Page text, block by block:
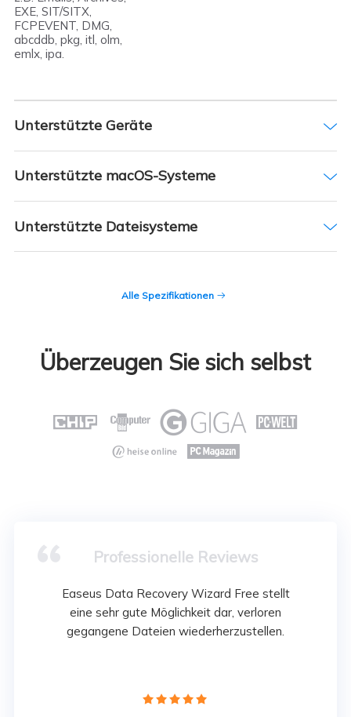
EXE, SIT/SITX,
FCPEVENT, DMG,
abcddb, pkg, itl, olm,
emlx, ipa.
Unterstützte Geräte
Unterstützte macOS-Systeme
Unterstützte Dateisysteme
Alle Spezifikationen
Überzeugen Sie sich selbst
   
 
Professionelle Reviews
Easeus Data Recovery Wizard Free stellt
eine sehr gute Möglichkeit dar, verloren
gegangene Dateien wiederherzustellen.
    